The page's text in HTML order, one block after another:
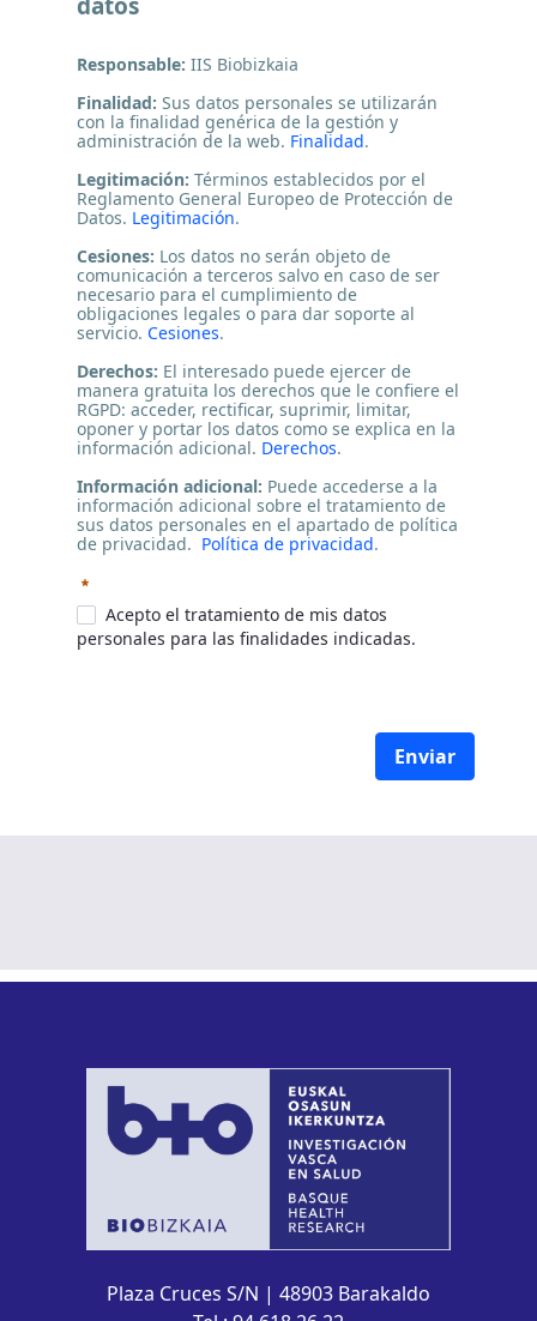
datos
Responsable: IIS Biobizkaia
Finalidad: Sus datos personales se utilizarán
con la finalidad genérica de la gestión y
administración de la web. Finalidad.
Legitimación: Términos establecidos por el
Reglamento General Europeo de Protección de
Datos. Legitimación.
Cesiones: Los datos no serán objeto de
comunicación a terceros salvo en caso de ser
necesario para el cumplimiento de
obligaciones legales o para dar soporte al
servicio. Cesiones.
Derechos: El interesado puede ejercer de
manera gratuita los derechos que le confiere el
RGPD: acceder, rectificar, suprimir, limitar,
oponer y portar los datos como se explica en la
información adicional. Derechos.
Información adicional: Puede accederse a la
información adicional sobre el tratamiento de
sus datos personales en el apartado de política
de privacidad. Política de privacidad.
Requerido
Acepto el tratamiento de mis datos
personales para las finalidades indicadas.
Enviar
Plaza Cruces S/N | 48903 Barakaldo